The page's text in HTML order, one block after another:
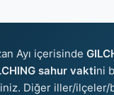
Ayı içerisinde
sahur vaktini
Diğer iller/ilçeler/